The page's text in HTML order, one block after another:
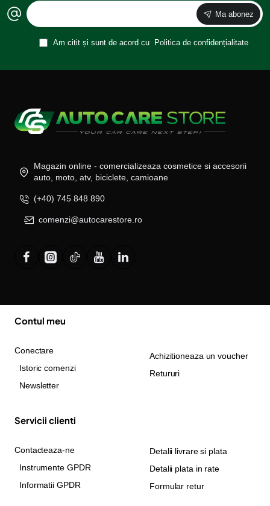
Ma abonez
Am citit și sunt de acord cu Politica de confidențialitate
Magazin online - comercializeaza cosmetice si accesorii
auto, moto, atv, biciclete, camioane
(+40) 745 848 890
comenzi@autocarestore.ro
Contul meu
Conectare
Istoric comenzi
Newsletter
Achizitioneaza un voucher
Retururi
Servicii clienti
Contacteaza-ne
Instrumente GPDR
Informatii GPDR
Detalii livrare si plata
Detalii plata in rate
Formular retur